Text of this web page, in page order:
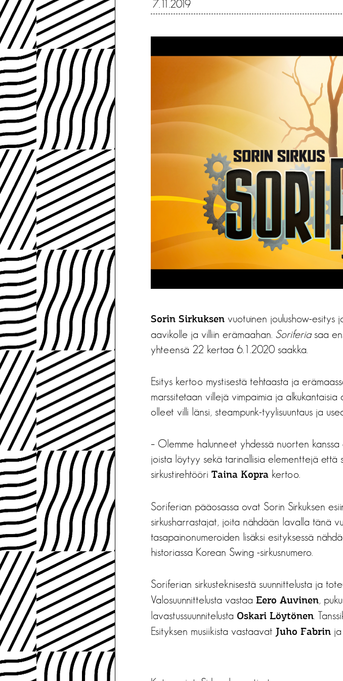
7.11.2019
Sorin Sirkuksen vuotuinen joulushow-esitys
aavikolle ja villiin erämaahan. Soriferiasaa
yhteensä 22 kertaa 6.1.2020 saakka.
Esitys kertoo mystisestä tehtaasta ja
marssitetaan villejä vimpaimia ja
olleet villi länsi, steampunk-tyylisuuntaus ja
– Olemme halunneet yhdessä nuorten
joista löytyy sekä tarinallisia elementtejä että
sirkustirehtööri Taina Kopra kertoo.
Soriferian pääosassa ovat Sorin Sirkuksen
sirkusharrastajat, joita nähdään lavalla tänä
tasapainonumeroiden lisäksi esityksessä
historiassa Korean Swing -sirkusnumero.
Soriferian sirkusteknisestä suunnittelusta ja
Valosuunnittelusta vastaa Eero Auvinen,
lavastussuunnitelusta Oskari Löytönen .
Esityksen musiikista vastaavat Juho Fabrin ja